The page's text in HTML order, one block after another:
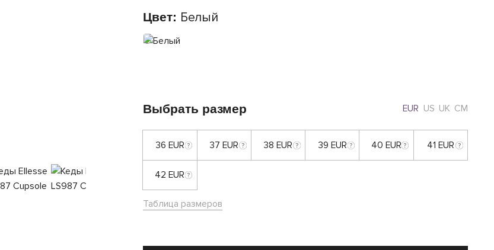
Цвет: Белый
Выбрать размер EUR US UK CM
36 EUR 37 EUR 38 EUR 39 EUR 40 EUR 41 EUR
42 EUR
Таблица размеров